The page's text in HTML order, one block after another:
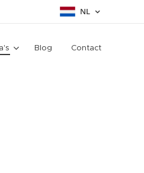
NL
Blog Contact